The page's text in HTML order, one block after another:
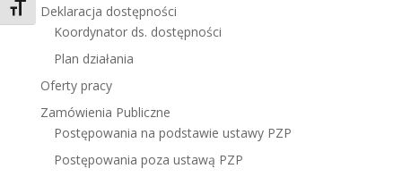
Toggle Font size
Deklaracja dostępności
Koordynator ds. dostępności
Plan działania
Oferty pracy
Zamówienia Publiczne
Postępowania na podstawie ustawy PZP
Postępowania poza ustawą PZP